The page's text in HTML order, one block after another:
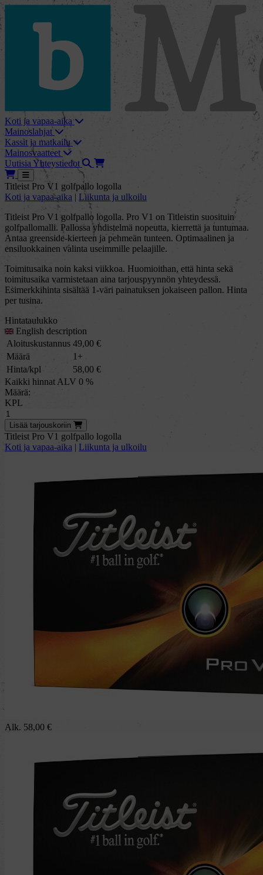
skip_to_content
bMore
Koti ja vapaa-aika
Mainoslahjat
Kassit ja matkailu
Mainosvaatteet
Uutisia Yhteystiedot HakuTarjouskori
Tarjouskori
Avaa
Titleist Pro V1 golfpallo logolla
Koti ja vapaa-aika | Liikunta ja ulkoilu
Titleist Pro V1 golfpallo logolla. Pro V1 on Titleistin suosituin
golfpallomalli. Pallossa yhdistelmä nopeutta, kierrettä ja tuntumaa.
Antaa greenside-kierteen ja pehmeän tunteen. Optimaalinen ja
ensiluokkainen valinta useimmille pelaajille.
Toimitusaika noin kaksi viikkoa. Huomioithan, että hinta sekä
toimitusaika varmistetaan aina tarjouspyynnön yhteydessä.
Esimerkkihinta sisältää 1-väri painatuksen jokaiseen pallon. Hinta
per tusina.
Hintataulukko
English description
Aloituskustannus 49,00 €
Määrä
1+
Hinta/kpl
58,00 €
Kaikki hinnat ALV 0 %
Määrä:
KPL
Lisää tarjous koriin
Titleist Pro V1 golfpallo logolla
Koti ja vapaa-aika | Liikunta ja ulkoilu
Alk. 58,00 €